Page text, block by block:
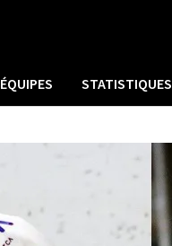
ÉQUIPES STATISTIQUES